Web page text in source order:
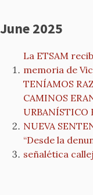
June 2025
La ETSAM
memoria de
TENÍAMOS
CAMINOS
URBANÍSTICO
NUEVA
“Desde la
señalética